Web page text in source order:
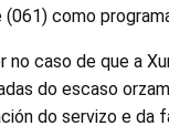
como
no caso de que a
do escaso
do servizo e da